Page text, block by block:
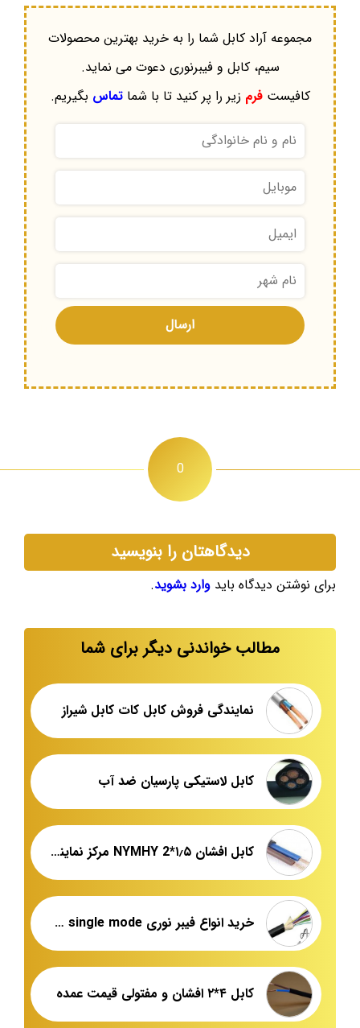
مجموعه آراد کابل شما را به خرید بهترین محصولات
سیم، کابل و فیبرنوری دعوت می نماید.
کافیستفرم زیر را پر کنید تا با شماتماس بگیریم.
0
دیدگاهتان را بنویسید
برای نوشتن دیدگاه باید وارد بشوید.
مطالب خواندنی دیگر برای شما
نمایندگی فروش کابل کات کابل شیراز
کابل لاستیکی پارسیان ضد آب
کابل افشان ۱٫۵*NYMHY 2 مرکز نمایندگی فروش عمده
خرید انواع فیبر نوری single mode شهید قندی یزد
کابل ۴*۲ افشان و مفتولی قیمت عمده